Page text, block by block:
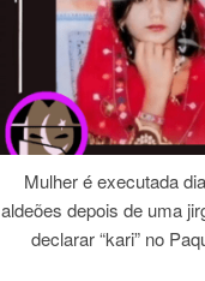
Mulher é executada
aldeões depois de uma
declarar “kari” no